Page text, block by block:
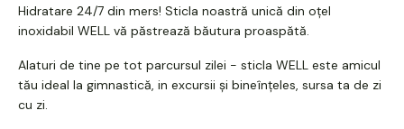
Hidratare 24/7 din mers! Sticla noastră unică din oțel
inoxidabil WELL vă păstrează băutura proaspătă.
Alaturi de tine pe tot parcursul zilei - sticla WELL este amicul
tău ideal la gimnastică, in excursii și bineînțeles, sursa ta de zi
cu zi.